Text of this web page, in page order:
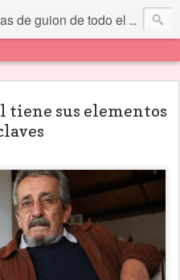
guion de todo el mundo... Y más.
sus elementos